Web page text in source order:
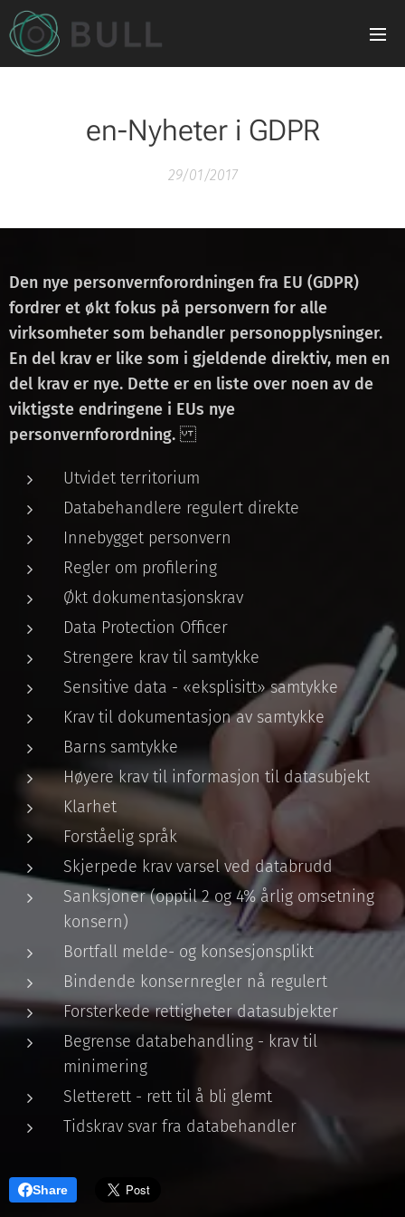
en-Nyheter i GDPR
29/01/2017
Den nye personvernforordningen fra EU (GDPR)
fordrer et økt fokus på personvern for alle
virksomheter som behandler personopplysninger.
En del krav er like som i gjeldende direktiv, men en
del krav er nye. Dette er en liste over noen av de
viktigste endringene i EUs nye
personvernforordning.
Utvidet territorium
Databehandlere regulert direkte
Innebygget personvern
Regler om profilering
Økt dokumentasjonskrav
Data Protection Officer
Strengere krav til samtykke
Sensitive data - «eksplisitt» samtykke
Krav til dokumentasjon av samtykke
Barns samtykke
Høyere krav til informasjon til datasubjekt
Klarhet
Forståelig språk
Skjerpede krav varsel ved databrudd
Sanksjoner (opptil 2 og 4% årlig omsetning
konsern)
Bortfall melde- og konsesjonsplikt
Bindende konsernregler nå regulert
Forsterkede rettigheter datasubjekter
Begrense databehandling - krav til
minimering
Sletterett - rett til å bli glemt
Tidskrav svar fra databehandler
Share